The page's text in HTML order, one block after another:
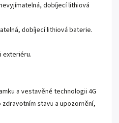
dobíjecí lithiová
dobíjecí lithiová baterie.
exteriéru.
a vestavěné technologii 4G
stavu a upozornění,